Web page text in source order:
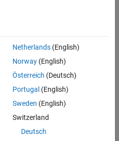
les valeurs de résistance.
Netherlands(English)
Norway(English)
Österreich (Deutsch)
Portugal (English)
Sweden (English)
Switzerland
Deutsch